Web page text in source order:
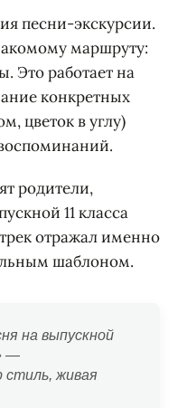
песни-экскурсии.
маршруту:
Это работает на
конкретных
цветок в углу)
родители,
11 класса
отражал именно
шаблоном.
на выпускной
—
стиль, живая